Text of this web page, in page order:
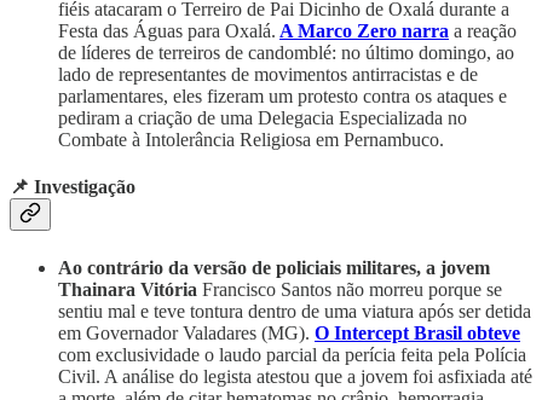
fiéis atacaram o Terreiro de Pai Dicinho de Oxalá durante a
Festa das Águas para Oxalá. A Marco Zero narra a reação
de líderes de terreiros de candomblé: no último domingo, ao
lado de representantes de movimentos antirracistas e de
parlamentares, eles fizeram um protesto contra os ataques e
pediram a criação de uma Delegacia Especializada no
Combate à Intolerância Religiosa em Pernambuco.
📌 Investigação
Ao contrário da versão de policiais militares, a jovem
Thainara Vitória Francisco Santos não morreu porque se
sentiu mal e teve tontura dentro de uma viatura após ser detida
em Governador Valadares (MG). O Intercept Brasil obteve
com exclusividade o laudo parcial da perícia feita pela Polícia
Civil. A análise do legista atestou que a jovem foi asfixiada até